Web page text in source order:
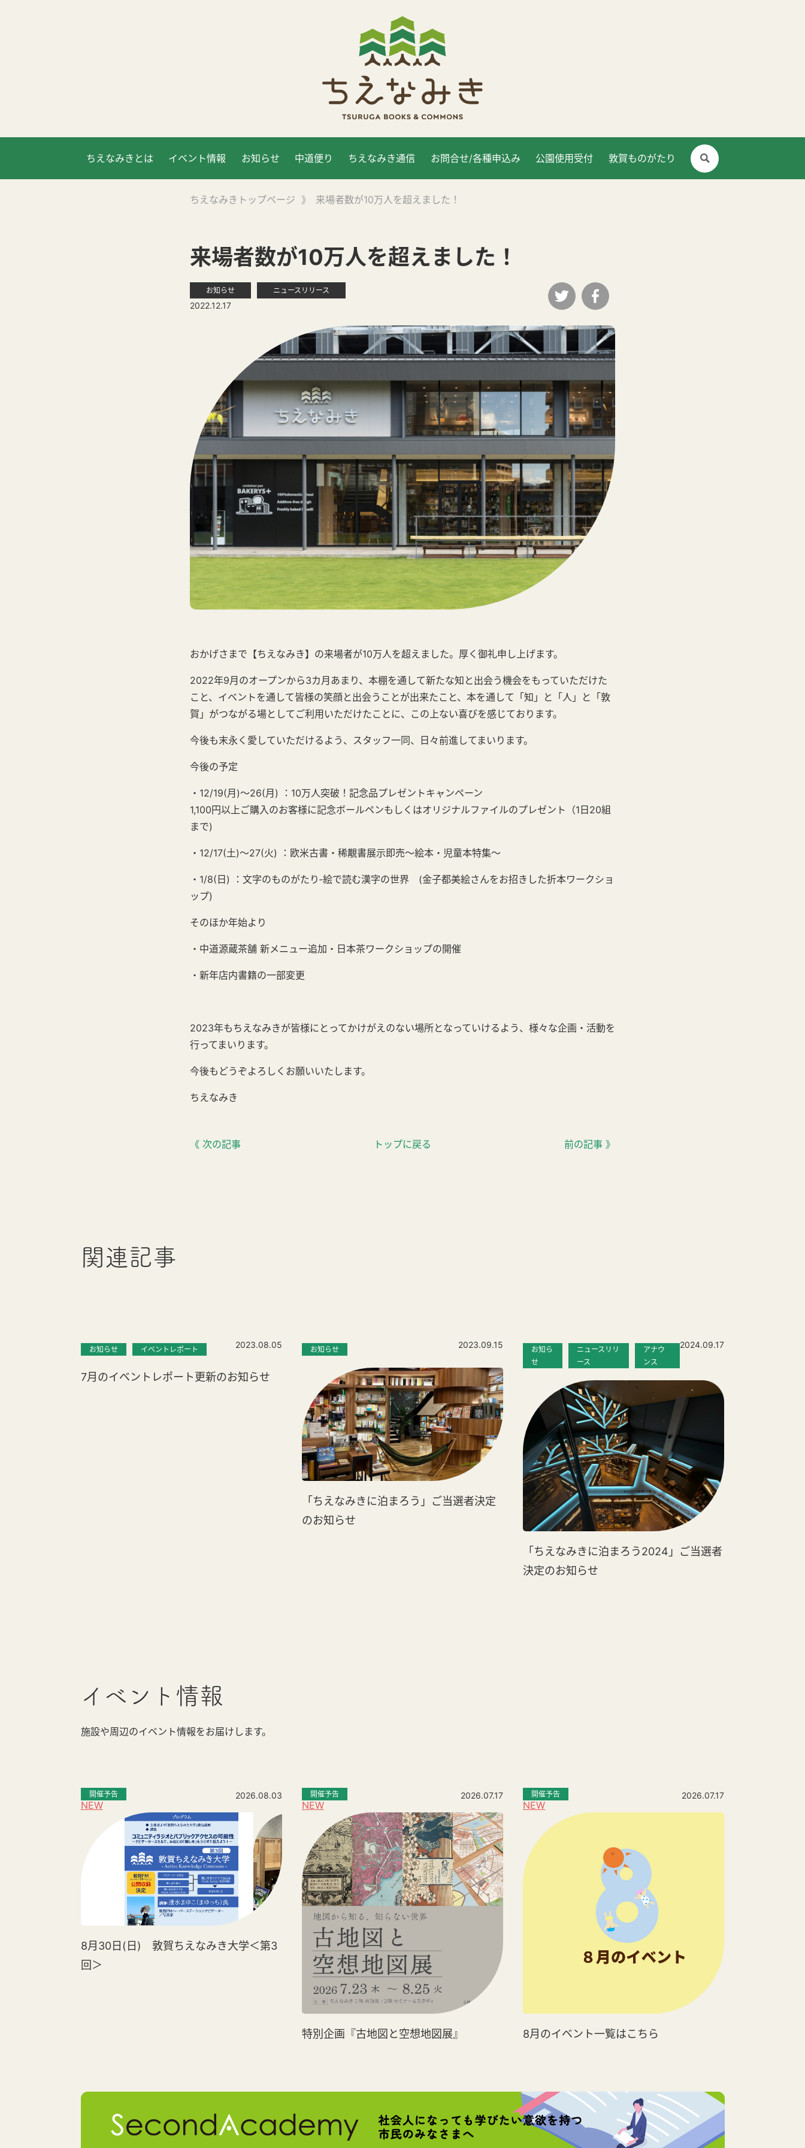
ちえなみきとは イベント情報 お知らせ 中道便り ちえなみき通信 お問合せ/各種申込み 公園使用受付 敦賀ものがたり
ちえなみきトップページ 》 来場者数が10万人を超えました！
来場者数が10万人を超えました！
お知らせ ニュースリリース
2022.12.17
おかげさまで【ちえなみき】の来場者が10万人を超えました。厚く御礼申し上げます。
2022年9月のオープンから3カ月あまり、本棚を通して新たな知と出会う機会をもっていただけた
こと、イベントを通して皆様の笑顔と出会うことが出来たこと、本を通して「知」と「人」と「敦
賀」がつながる場としてご利用いただけたことに、この上ない喜びを感じております。
今後も末永く愛していただけるよう、スタッフ一同、日々前進してまいります。
今後の予定
・12/19(月)～26(月) ：10万人突破！記念品プレゼントキャンペーン
1,100円以上ご購入のお客様に記念ボールペンもしくはオリジナルファイルのプレゼント（1日20組
まで)
・12/17(土)～27(火) ：欧米古書・稀覯書展示即売～絵本・児童本特集～
・1/8(日) ：文字のものがたり‐絵で読む漢字の世界 (金子都美絵さんをお招きした折本ワークショ
ップ)
そのほか年始より
・中道源蔵茶舗 新メニュー追加・日本茶ワークショップの開催
・新年店内書籍の一部変更
2023年もちえなみきが皆様にとってかけがえのない場所となっていけるよう、様々な企画・活動を
行ってまいります。
今後もどうぞよろしくお願いいたします。
ちえなみき
《 次の記事 トップに戻る 前の記事 》
関連記事
お知らせ イベントレポート 2023.08.05
7月のイベントレポート更新のお知らせ
お知らせ 2023.09.15
「ちえなみきに泊まろう」ご当選者決定
のお知らせ
お知ら
せ
ニュースリリ
ース
アナウ
ンス
2024.09.17
「ちえなみきに泊まろう2024」ご当選者
決定のお知らせ
イベント情報
施設や周辺のイベント情報をお届けします。
NEW
開催予告 2026.08.03
8月30日(日) 敦賀ちえなみき大学＜第3
回＞
NEW
開催予告 2026.07.17
特別企画『古地図と空想地図展』
NEW
開催予告 2026.07.17
8月のイベント一覧はこちら